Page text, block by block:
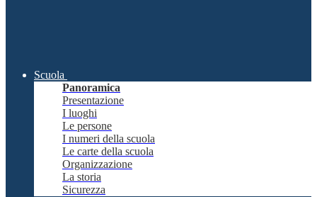
Scuola
Panoramica
Presentazione
I luoghi
Le persone
I numeri della scuola
Le carte della scuola
Organizzazione
La storia
Sicurezza